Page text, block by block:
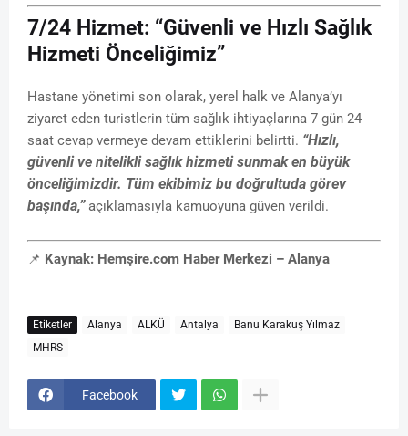
7/24 Hizmet: “Güvenli ve Hızlı Sağlık
Hizmeti Önceliğimiz”
Hastane yönetimi son olarak, yerel halk ve Alanya’yı
ziyaret eden turistlerin tüm sağlık ihtiyaçlarına 7 gün 24
saat cevap vermeye devam ettiklerini belirtti. “Hızlı,
güvenli ve nitelikli sağlık hizmeti sunmak en büyük
önceliğimizdir. Tüm ekibimiz bu doğrultuda görev
başında,”açıklamasıyla kamuoyuna güven verildi.
📌 Kaynak: Hemşire.com Haber Merkezi – Alanya
Etiketler Alanya ALKÜ Antalya
Banu Karakuş Yılmaz
MHRS
Facebook